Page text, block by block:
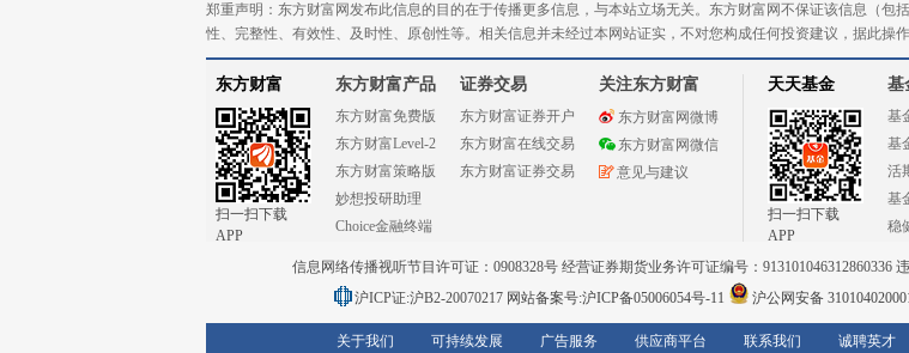
郑重声明：东方财富网发布此信息的目的在于传播更多信息，与本站立场无关。东方财富网不保证该信息（
性、完整性、有效性、及时性、原创性等。相关信息并未经过本网站证实，不对您构成任何投资建议，据此操作
东方财富
扫一扫下载
APP
东方财富产品
东方财富免费版
东方财富Level-2
东方财富策略版
妙想投研助理
Choice金融终端
证券交易
东方财富证券开户
东方财富在线交易
东方财富证券交易
关注东方财富
东方财富网微博
东方财富网微信
意见与建议
天天基金
扫一扫下载
APP
基
基
基
活
基
稳
信息网络传播视听节目许可证：0908328号 经营证券期货业务许可证编号：913101046312860336
沪ICP证:沪B2-20070217 网站备案号:沪ICP备05006054号-11 沪公网安备
关于我们 可持续发展 广告服务 供应商平台 联系我们 诚聘英才